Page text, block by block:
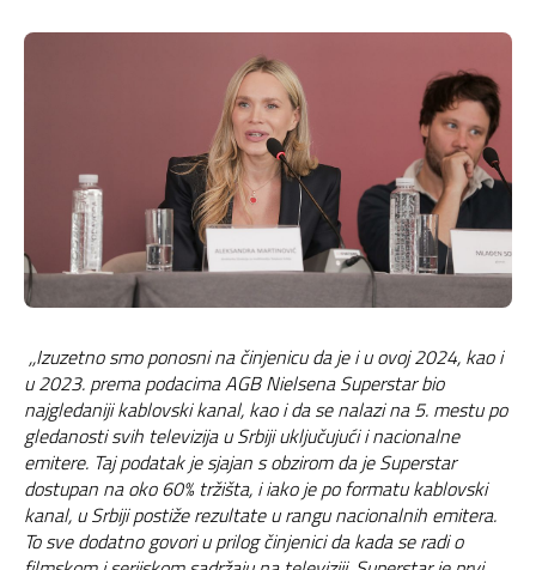
,,Izuzetno smo ponosni na činjenicu da je i u ovoj 2024, kao i
u 2023. prema podacima AGB Nielsena Superstar bio
najgledaniji kablovski kanal, kao i da se nalazi na 5. mestu po
gledanosti svih televizija u Srbiji uključujući i nacionalne
emitere. Taj podatak je sjajan s obzirom da je Superstar
dostupan na oko 60% tržišta, i iako je po formatu kablovski
kanal, u Srbiji postiže rezultate u rangu nacionalnih emitera.
To sve dodatno govori u prilog činjenici da kada se radi o